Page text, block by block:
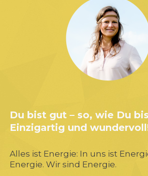
Du bist gut – so, wie Du
Einzigartig und
Alles ist Energie: In uns ist
Energie. Wir sind Energie.